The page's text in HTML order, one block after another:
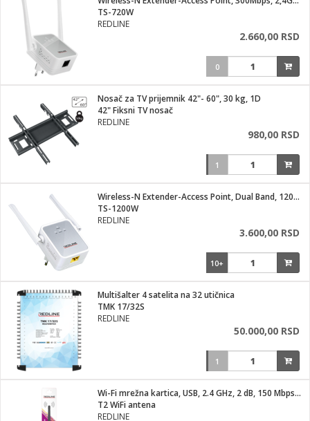
kafu
Vitrine
pribor
materijal
i kutije
i oprema
oprema
TS-720W
REDLINE
2.660,00 RSD
0
Nosač za TV prijemnik 42"- 60", 30 kg, 1D
42" Fiksni TV nosač
REDLINE
980,00 RSD
1
Wireless-N Extender-Access Point, Dual Band, 1200Mbps
TS-1200W
REDLINE
3.600,00 RSD
10+
Multišalter 4 satelita na 32 utičnica
TMK 17/32S
REDLINE
50.000,00 RSD
1
Wi-Fi mrežna kartica, USB, 2.4 GHz, 2 dB, 150 Mbps, RT7601
T2 WiFi antena
REDLINE